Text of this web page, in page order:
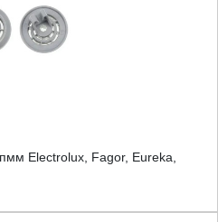
Electrolux, Fagor, Eureka,